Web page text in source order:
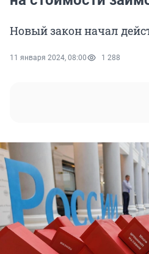
Новый закон начал
11 января 2024, 08:00 1 288